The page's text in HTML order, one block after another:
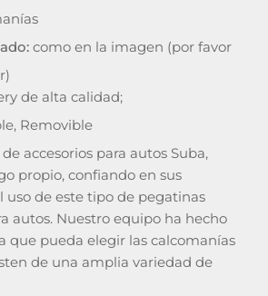
como en la imagen (por favor
de alta calidad;
Removible
accesorios para autos Suba,
propio, confiando en sus
uso de este tipo de pegatinas
autos. Nuestro equipo ha hecho
que pueda elegir las calcomanías
de una amplia variedad de